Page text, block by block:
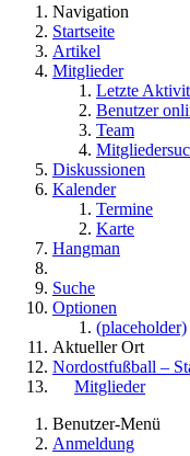
Navigation
Startseite
Artikel
Mitglieder
Letzte
Benutzer
Team
Diskussionen
Kalender
Termine
Karte
Hangman
Suche
Optionen
(placeholder)
Aktueller Ort
Nordostfußball –
Mitglieder
Benutzer-Menü
Anmeldung